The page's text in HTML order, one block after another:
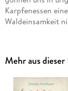
Karpfenessen
Waldeinsamkeit
und Inspiration
Mehr aus dieser